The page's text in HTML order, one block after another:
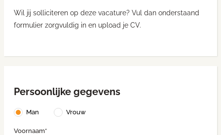
Wil jij solliciteren op deze vacature? Vul dan onderstaand
formulier zorgvuldig in en upload je CV.
Persoonlijke gegevens
Man Vrouw
Voornaam*